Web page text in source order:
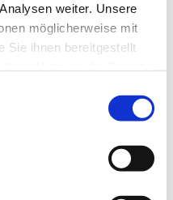
weiter. Unsere
möglicherweise mit
Sie ihnen bereitgestellt